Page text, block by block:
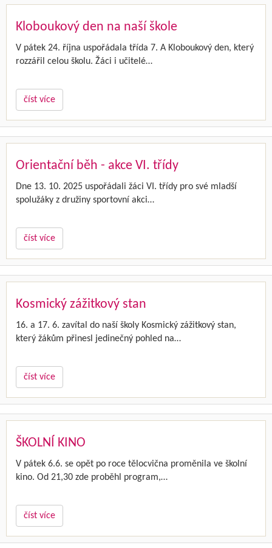
Kloboukový den na naší škole
V pátek 24. října uspořádala třída 7. A Kloboukový den, který
rozzářil celou školu. Žáci i učitelé…
číst více
Orientační běh - akce VI. třídy
Dne 13. 10. 2025 uspořádali žáci VI. třídy pro své mladší
spolužáky z družiny sportovní akci…
číst více
Kosmický zážitkový stan
16. a 17. 6. zavítal do naší školy Kosmický zážitkový stan,
který žákům přinesl jedinečný pohled na…
číst více
ŠKOLNÍ KINO
V pátek 6.6. se opět po roce tělocvična proměnila ve školní
kino. Od 21,30 zde proběhl program,…
číst více